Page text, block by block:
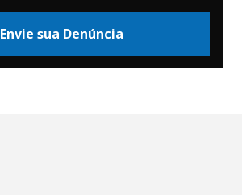
Envie sua Denúncia